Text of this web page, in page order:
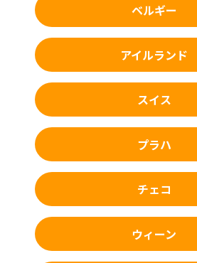
ベルギー
アイルランド
スイス
プラハ
チェコ
ウィーン